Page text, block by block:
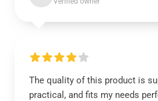
The quality of this product is
practical, and fits my needs